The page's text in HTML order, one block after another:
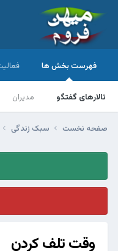
فهرست بخش ها
تالارهای گفتگو مدیران
صفحه نخست سبک زندگی
وقت تلف کردن